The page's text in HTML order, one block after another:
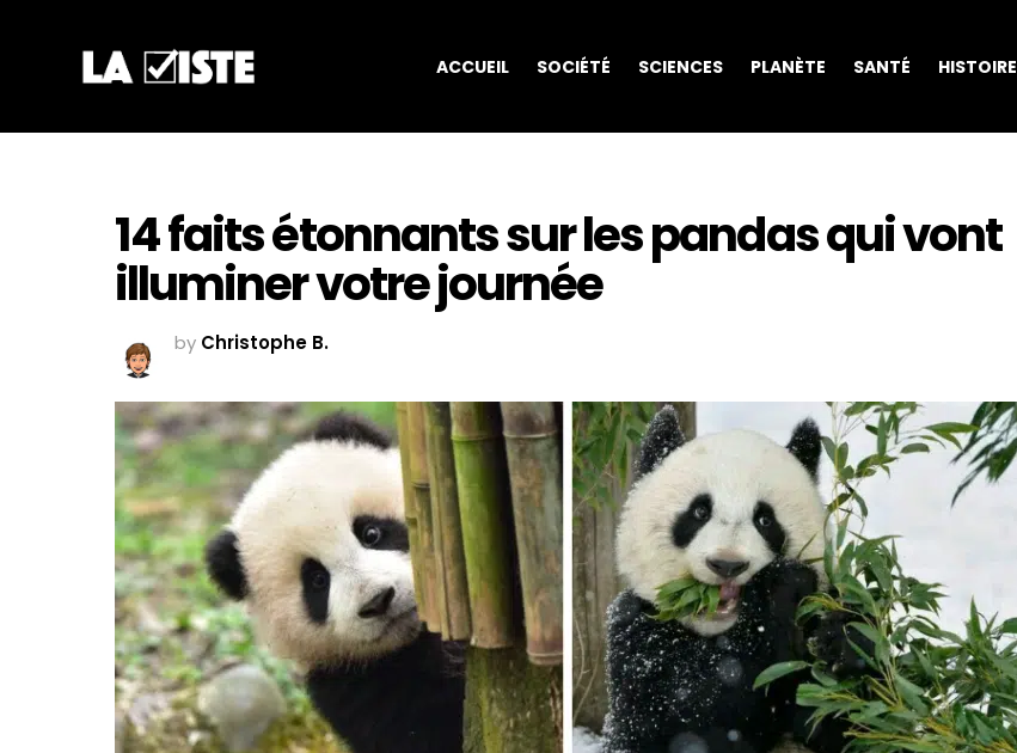
ACCUEIL SOCIÉTÉ SCIENCES PLANÈTE SANTÉ HISTOIRE
14 faits étonnants sur les pandas qui vont
illuminer votre journée
by Christophe B.